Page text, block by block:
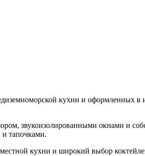
кухни и оформленных в
звукоизолированными окнами и
тапочками.
кухни и широкий выбор